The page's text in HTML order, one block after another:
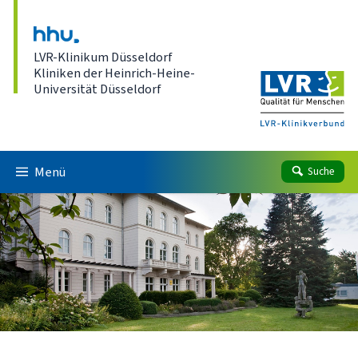
LVR-Klinikum Düsseldorf
Kliniken der Heinrich-Heine-
Universität Düsseldorf
Menü Suche